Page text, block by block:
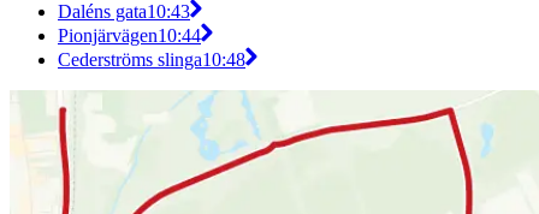
Daléns gata10:43
Pionjärvägen10:44
Cederströms slinga10:48